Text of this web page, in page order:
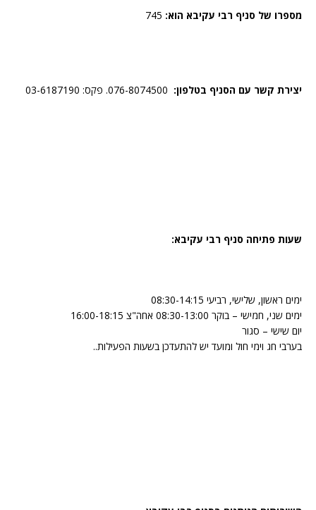
מספרו של סניף רבי עקיבא הוא:
יצירת קשר עם הסניף בטלפון:
שעות פתיחה סניף רבי עקיבא:
ימים ראשון, שלישי, רביעי 08:30-14:15
ימים שני, חמישי – בוקר 08:30-13:00 אחה"צ 16:00-18:15
יום שישי – סגור
בערבי חג וימי חול ומועד יש להתעדכן בשעות הפעילות..